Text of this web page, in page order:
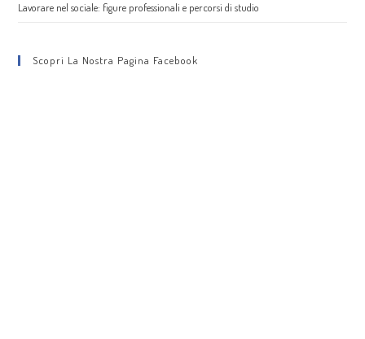
Lavorare nel sociale: figure professionali e percorsi di studio
Scopri La Nostra Pagina Facebook